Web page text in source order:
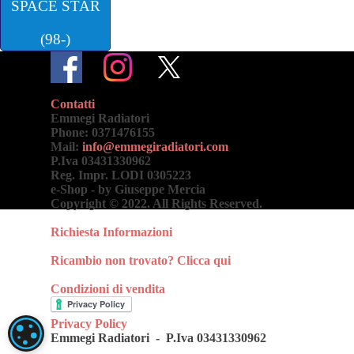
SPACE STAR
(98-)
Contatti
Emmegi Radiatori
Phone: 0371476155
Mail: info@emmegiradiatori.com
P.Iva 03431330962
Reg. Impr. LODI 0305223
e-Shop - by Giuseppe Mercia
Copyright © 2022. All Rights Reserved.
Richiesta Informazioni
Ricambio non trovato? Clicca qui
Condizioni di vendita
Privacy Policy
Emmegi Radiatori - P.Iva 03431330962
Torna ai contenuti
IMPOSTAZIONI DEI COOKIE